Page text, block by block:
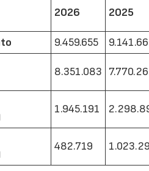
2026 2025
9.459.655
8.351.083
1.945.191
482.719